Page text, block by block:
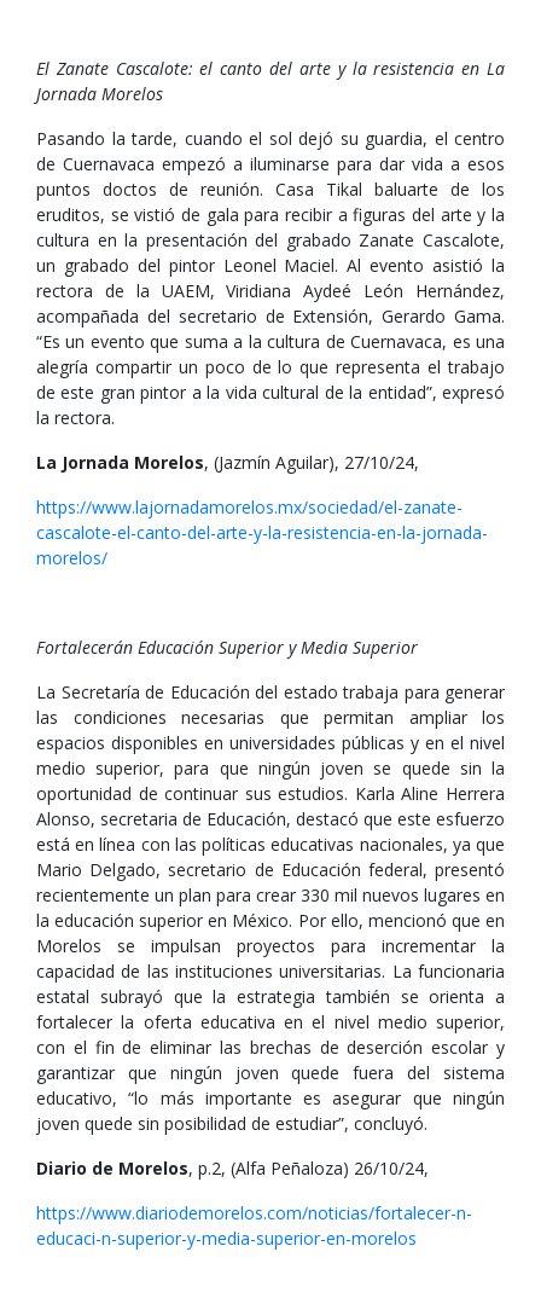
El Zanate Cascalote: el canto del arte y la resistencia en La
Jornada Morelos
Pasando la tarde, cuando el sol dejó su guardia, el centro
de Cuernavaca empezó a iluminarse para dar vida a esos
puntos doctos de reunión. Casa Tikal baluarte de los
eruditos, se vistió de gala para recibir a figuras del arte y la
cultura en la presentación del grabado Zanate Cascalote,
un grabado del pintor Leonel Maciel. Al evento asistió la
rectora de la UAEM, Viridiana Aydeé León Hernández,
acompañada del secretario de Extensión, Gerardo Gama.
“Es un evento que suma a la cultura de Cuernavaca, es una
alegría compartir un poco de lo que representa el trabajo
de este gran pintor a la vida cultural de la entidad”, expresó
la rectora.
La Jornada Morelos, (Jazmín Aguilar), 27/10/24,
https://www.lajornadamorelos.mx/sociedad/el-zanate-
cascalote-el-canto-del-arte-y-la-resistencia-en-la-jornada-
morelos/
Fortalecerán Educación Superior y Media Superior
La Secretaría de Educación del estado trabaja para generar
las condiciones necesarias que permitan ampliar los
espacios disponibles en universidades públicas y en el nivel
medio superior, para que ningún joven se quede sin la
oportunidad de continuar sus estudios. Karla Aline Herrera
Alonso, secretaria de Educación, destacó que este esfuerzo
está en línea con las políticas educativas nacionales, ya que
Mario Delgado, secretario de Educación federal, presentó
recientemente un plan para crear 330 mil nuevos lugares en
la educación superior en México. Por ello, mencionó que en
Morelos se impulsan proyectos para incrementar la
capacidad de las instituciones universitarias. La funcionaria
estatal subrayó que la estrategia también se orienta a
fortalecer la oferta educativa en el nivel medio superior,
con el fin de eliminar las brechas de deserción escolar y
garantizar que ningún joven quede fuera del sistema
educativo, “lo más importante es asegurar que ningún
joven quede sin posibilidad de estudiar”, concluyó.
Diario de Morelos, p.2, (Alfa Peñaloza) 26/10/24,
https://www.diariodemorelos.com/noticias/fortalecer-n-
educaci-n-superior-y-media-superior-en-morelos